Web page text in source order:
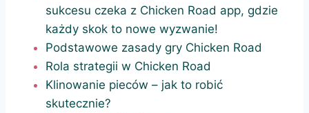
sukcesu czeka z Chicken Road app, gdzie
każdy skok to nowe wyzwanie!
Podstawowe zasady gry Chicken Road
Rola strategii w Chicken Road
Klinowanie pieców – jak to robić
skutecznie?